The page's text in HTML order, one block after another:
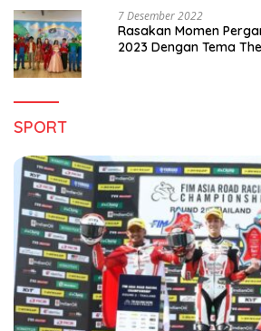
7 Desember 2022
Rasakan Momen
2023 Dengan Tema
SPORT